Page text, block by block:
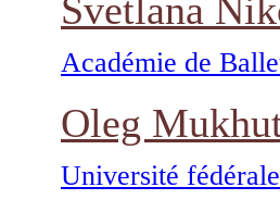
Svetlana
Académie de
Oleg
Université